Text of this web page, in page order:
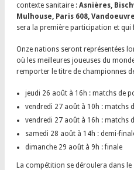
contexte sanitaire : Asnières,
Mulhouse, Paris 608,
sera la première participation et qui
Onze nations seront représentées
où les meilleures joueuses du
remporter le titre de championnes
jeudi 26 août à 16h : matchs de
vendredi 27 août à 10h : matchs
vendredi 27 août à 16h : matchs
samedi 28 août à 14h : demi-
dimanche 29 août à 9h : finale
La compétition se déroulera dans